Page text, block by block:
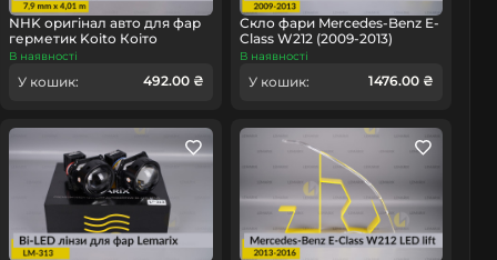
NHK оригінал авто для фар
герметик Koito Коіто
бутиловий шнур термо
В наявності
У кошик: 492.00 ₴
Скло фари Mercedes-Benz E-
Class W212 (2009-2013)
дорест ліве
В наявності
У кошик: 1476.00 ₴